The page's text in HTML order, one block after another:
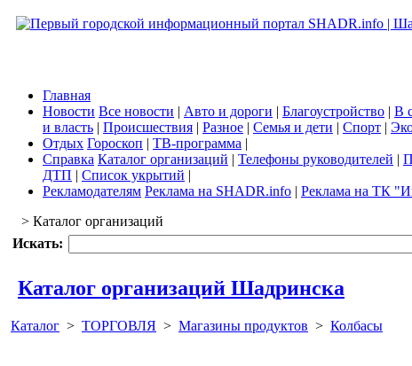
Главная
Новости Все новости | Авто и дороги | Благоустройство | В
и власть | Происшествия | Разное | Семья и дети | Спорт |
Отдых Гороскоп | ТВ-программа |
Справка Каталог организаций | Телефоны руководителей |
ДТП | Список укрытий |
Рекламодателям Реклама на SHADR.info | Реклама на ТК
> Каталог организаций
Искать:
Каталог организаций Шадринска
Каталог > ТОРГОВЛЯ > Магазины продуктов > Колбасы